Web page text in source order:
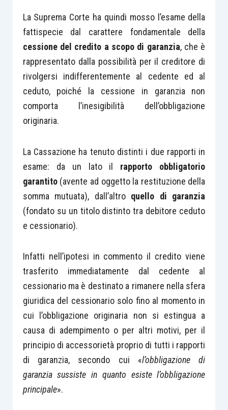
La Suprema Corte ha quindi mosso l’esame della
fattispecie dal carattere fondamentale della
cessione del credito a scopo di garanzia, che è
rappresentato dalla possibilità per il creditore di
rivolgersi indifferentemente al cedente ed al
ceduto, poiché la cessione in garanzia non
comporta l’inesigibilità dell’obbligazione
originaria.
La Cassazione ha tenuto distinti i due rapporti in
esame: da un lato il rapporto obbligatorio
garantito(avente ad oggetto la restituzione della
somma mutuata), dall’altro quello di garanzia
(fondato su un titolo distinto tra debitore ceduto
e cessionario).
Infatti nell’ipotesi in commento il credito viene
trasferito immediatamente dal cedente al
cessionario ma è destinato a rimanere nella sfera
giuridica del cessionario solo fino al momento in
cui l’obbligazione originaria non si estingua a
causa di adempimento o per altri motivi, per il
principio di accessorietà proprio di tutti i rapporti
di garanzia, secondo cui «l’obbligazione di
garanzia sussiste in quanto esiste l’obbligazione
principale».